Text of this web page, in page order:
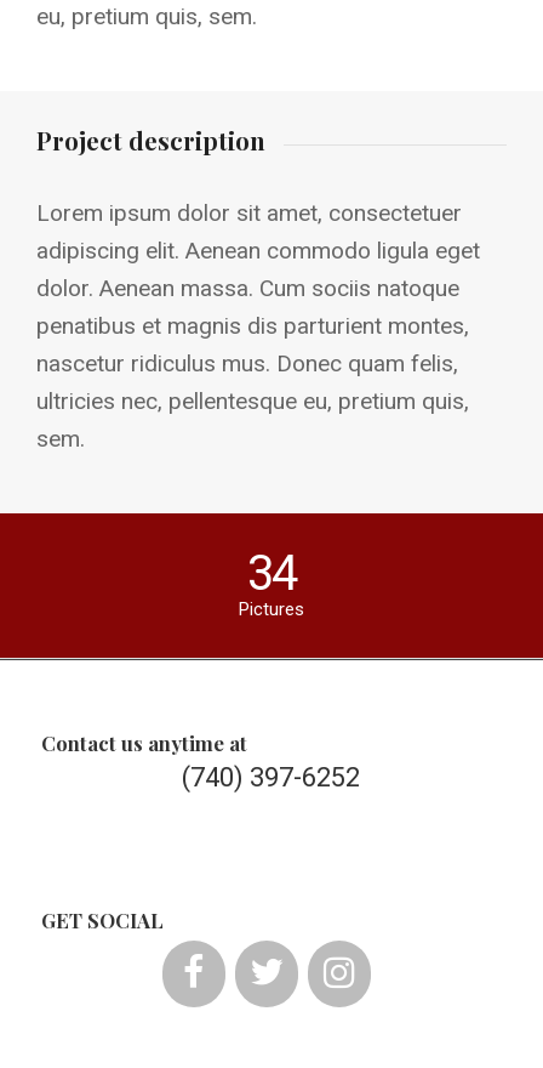
eu, pretium quis, sem.
Project description
Lorem ipsum dolor sit amet, consectetuer
adipiscing elit. Aenean commodo ligula eget
dolor. Aenean massa. Cum sociis natoque
penatibus et magnis dis parturient montes,
nascetur ridiculus mus. Donec quam felis,
ultricies nec, pellentesque eu, pretium quis,
sem.
34
Pictures
Contact us anytime at
(740) 397-6252
GET SOCIAL